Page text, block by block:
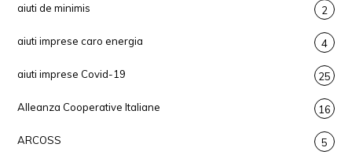
aiuti de minimis 2
aiuti imprese caro energia 4
aiuti imprese Covid-19 25
Alleanza Cooperative Italiane 16
ARCOSS 5